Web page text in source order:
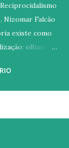
Nizomar Falcão
existe como
olhamos